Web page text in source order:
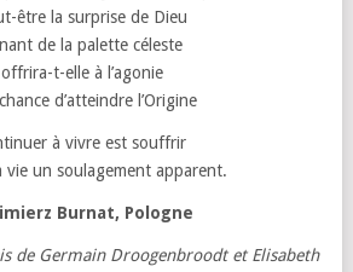
être la surprise de Dieu
de la palette céleste
offrira-t-elle à l’agonie
d’atteindre l’Origine
à vivre est souffrir
vie un soulagement apparent.
Burnat, Pologne
de Germain Droogenbroodt et Elisabeth